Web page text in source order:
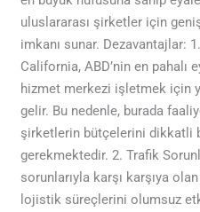
uluslararası şirketler için
imkanı sunar. Dezavantajlar:
California, ABD’nin en pahalı
hizmet merkezi işletmek için
gelir. Bu nedenle, burada
şirketlerin bütçelerini dikkatli
gerekmektedir. 2. Trafik
sorunlarıyla karşı karşıya
lojistik süreçlerini olumsuz